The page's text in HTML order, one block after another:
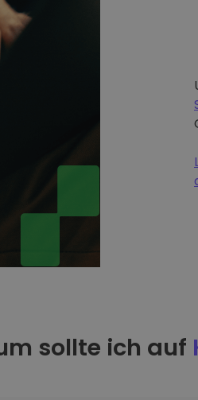
sollte ich auf